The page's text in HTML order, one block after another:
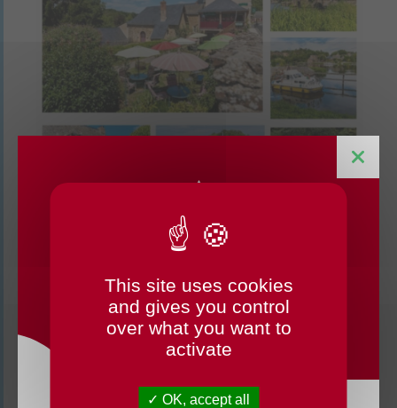
Ces actualités pourraient
également vous intéresser
CHANGEMENTS HORAIRES
OUVERTURE MAIRIE
This site uses cookies
and gives you control
over what you want to
activate
OK, accept all